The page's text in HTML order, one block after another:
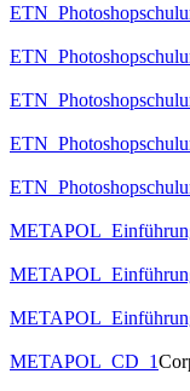
METAPOL_CD_1